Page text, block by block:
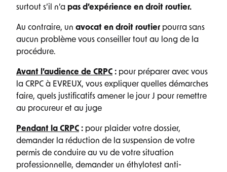
surtout s’il n’a pas d’expérience en droit routier.
Au contraire, un avocat en droit routier pourra sans
aucun problème vous conseiller tout au long de la
procédure.
Avant l’audience de CRPC : pour préparer avec vous
la CRPC à EVREUX, vous expliquer quelles démarches
faire, quels justificatifs amener le jour J pour remettre
au procureur et au juge
Pendant la CRPC : pour plaider votre dossier,
demander la réduction de la suspension de votre
permis de conduire au vu de votre situation
professionnelle, demander un éthylotest anti-